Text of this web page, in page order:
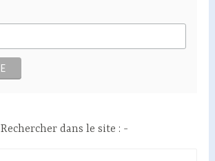
Rechercher dans le site :